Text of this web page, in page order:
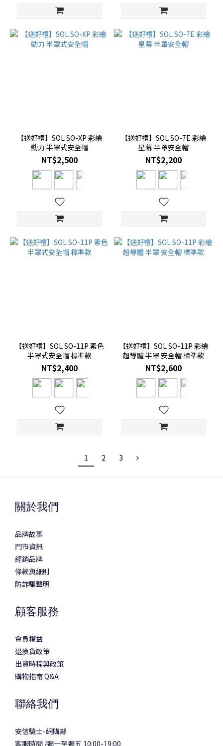
【送好禮】SOL SO-XP 彩繪
動力 半罩式安全帽
NT$2,500
【送好禮】SOL SO-7E 彩繪
星幕 半罩安全帽
NT$2,200
【送好禮】SOL SO-11P 素色
半罩式安全帽 標準款
NT$2,400
【送好禮】SOL SO-11P 彩繪
超導體 半罩 安全帽 標準款
NT$2,600
1 2 3
關於我們
品牌故事
門市資訊
經銷品牌
條款與細則
防詐騙聲明
顧客服務
會員權益
退換貨政策
出貨時程與政策
購物指南 Q&A
聯絡我們
安信騎士-網購部
客服時間 /週一至週五 10:00-19:00